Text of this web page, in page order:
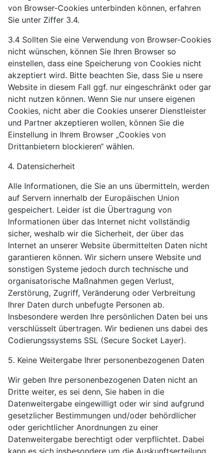
von Browser-Cookies unterbinden können, erfahren
Sie unter Ziffer 3.4.
3.4 Sollten Sie eine Verwendung von Browser-Cookies
nicht wünschen, können Sie Ihren Browser so
einstellen, dass eine Speicherung von Cookies nicht
akzeptiert wird. Bitte beachten Sie, dass Sie u nsere
Website in diesem Fall ggf. nur eingeschränkt oder gar
nicht nutzen können. Wenn Sie nur unsere eigenen
Cookies, nicht aber die Cookies unserer Dienstleister
und Partner akzeptieren wollen, können Sie die
Einstellung in Ihrem Browser „Cookies von
Drittanbietern blockieren“ wählen.
4. Datensicherheit
Alle Informationen, die Sie an uns übermitteln, werden
auf Servern innerhalb der Europäischen Union
gespeichert. Leider ist die Übertragung von
Informationen über das Internet nicht vollständig
sicher, weshalb wir die Sicherheit, der über das
Internet an unserer Website übermittelten Daten nicht
garantieren können. Wir sichern unsere Website und
sonstigen Systeme jedoch durch technische und
organisatorische Maßnahmen gegen Verlust,
Zerstörung, Zugriff, Veränderung oder Verbreitung
Ihrer Daten durch unbefugte Personen ab.
Insbesondere werden Ihre persönlichen Daten bei uns
verschlüsselt übertragen. Wir bedienen uns dabei des
Codierungssystems SSL (Secure Socket Layer).
5. Keine Weitergabe Ihrer personenbezogenen Daten
Wir geben Ihre personenbezogenen Daten nicht an
Dritte weiter, es sei denn, Sie haben in die
Datenweitergabe eingewilligt oder wir sind aufgrund
gesetzlicher Bestimmungen und/oder behördlicher
oder gerichtlicher Anordnungen zu einer
Datenweitergabe berechtigt oder verpflichtet. Dabei